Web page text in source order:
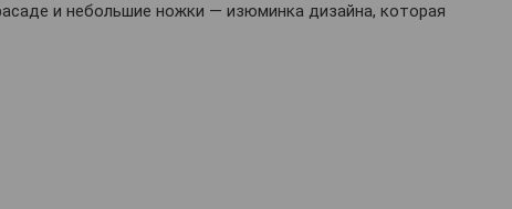
и небольшие ножки — изюминка дизайна, которая